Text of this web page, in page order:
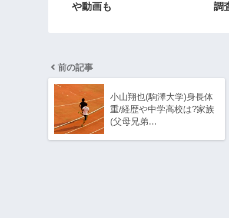
や動画も
調
前の記事
小山翔也(駒澤大学)身長体
重/経歴や中学高校は?家族
(父母兄弟…